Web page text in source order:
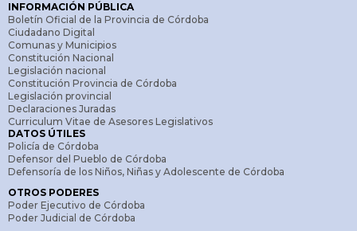
INFORMACIÓN PÚBLICA
Boletín Oficial de la Provincia de Córdoba
Ciudadano Digital
Comunas y Municipios
Constitución Nacional
Legislación nacional
Constitución Provincia de Córdoba
Legislación provincial
Declaraciones Juradas
Curriculum Vitae de Asesores Legislativos
DATOS ÚTILES
Policía de Córdoba
Defensor del Pueblo de Córdoba
Defensoría de los Niños, Niñas y Adolescente de Córdoba
OTROS PODERES
Poder Ejecutivo de Córdoba
Poder Judicial de Córdoba